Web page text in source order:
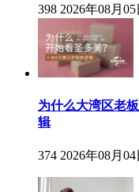
398 2026年08月05
为什么大湾区老
辑
374 2026年08月04